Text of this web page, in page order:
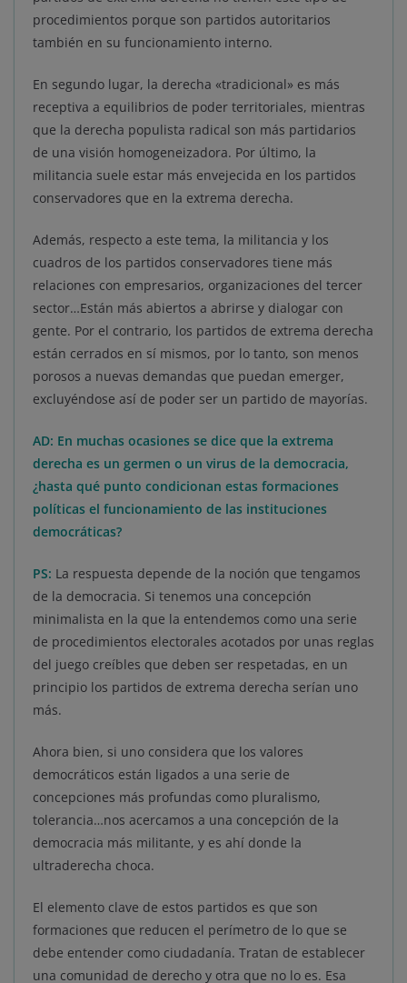
procedimientos porque son partidos autoritarios
también en su funcionamiento interno.
En segundo lugar, la derecha «tradicional» es más
receptiva a equilibrios de poder territoriales, mientras
que la derecha populista radical son más partidarios
de una visión homogeneizadora. Por último, la
militancia suele estar más envejecida en los partidos
conservadores que en la extrema derecha.
Además, respecto a este tema, la militancia y los
cuadros de los partidos conservadores tiene más
relaciones con empresarios, organizaciones del tercer
sector…Están más abiertos a abrirse y dialogar con
gente. Por el contrario, los partidos de extrema derecha
están cerrados en sí mismos, por lo tanto, son menos
porosos a nuevas demandas que puedan emerger,
excluyéndose así de poder ser un partido de mayorías.
AD: En muchas ocasiones se dice que la extrema
derecha es un germen o un virus de la democracia,
¿hasta qué punto condicionan estas formaciones
políticas el funcionamiento de las instituciones
democráticas?
PS: La respuesta depende de la noción que tengamos
de la democracia. Si tenemos una concepción
minimalista en la que la entendemos como una serie
de procedimientos electorales acotados por unas reglas
del juego creíbles que deben ser respetadas, en un
principio los partidos de extrema derecha serían uno
más.
Ahora bien, si uno considera que los valores
democráticos están ligados a una serie de
concepciones más profundas como pluralismo,
tolerancia…nos acercamos a una concepción de la
democracia más militante, y es ahí donde la
ultraderecha choca.
El elemento clave de estos partidos es que son
formaciones que reducen el perímetro de lo que se
debe entender como ciudadanía. Tratan de establecer
una comunidad de derecho y otra que no lo es. Esa